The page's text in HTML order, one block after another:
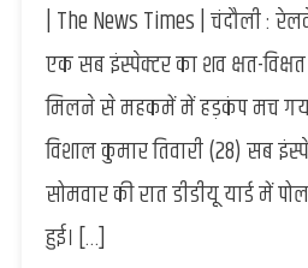
:
पर
लौट
रहे
RPF
सब
| The News Times | चंदौली :
एक सब इंस्पेक्टर का शव क्षत-
मिलने से महकमें में हड़कंप मच
विशाल कुमार तिवारी (28) सब
सोमवार की रात डीडीयू यार्ड में
हुई। […]